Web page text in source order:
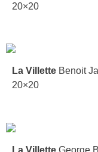
20×20
La Villette Benoit
20×20